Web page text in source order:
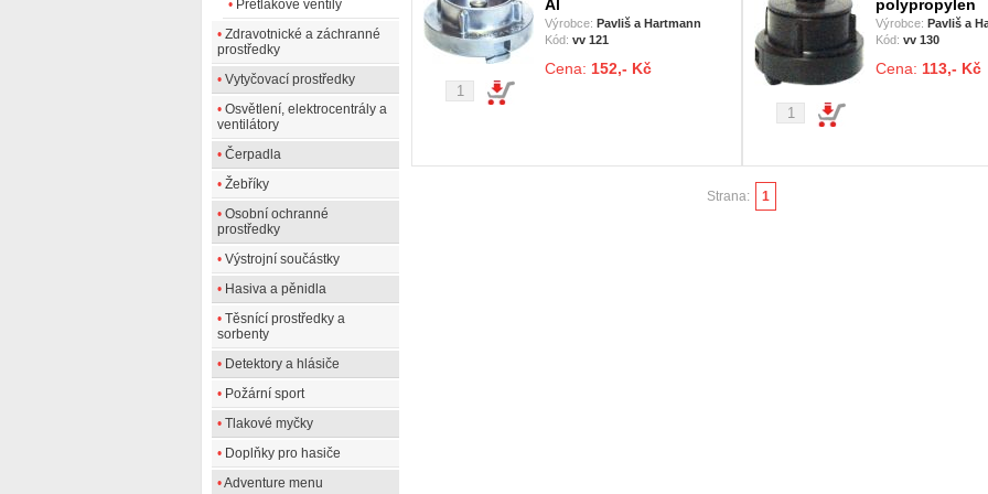
• Přetlakové ventily
• Zdravotnické a záchranné
prostředky
• Vytyčovací prostředky
• Osvětlení, elektrocentrály a
ventilátory
• Čerpadla
• Žebříky
• Osobní ochranné
prostředky
• Výstrojní součástky
• Hasiva a pěnidla
• Těsnící prostředky a
sorbenty
• Detektory a hlásiče
• Požární sport
• Tlakové myčky
• Doplňky pro hasiče
•Adventure menu
Al
Výrobce: Pavliš a Hartmann
Kód: vv 121
Cena: 152,- Kč
polypropylen
Výrobce: Pavliš a
Kód: vv 130
Cena: 113,- Kč
Strana: 1